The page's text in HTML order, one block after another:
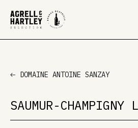
DOMAINE ANTOINE SANZAY
SAUMUR-CHAMPIGNY